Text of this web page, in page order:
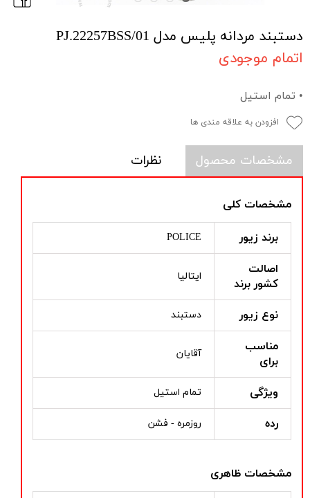
دستبند مردانه پلیس مدل PJ.22257BSS/01
اتمام موجودی
• تمام استیل
افزودن به علاقه مندی ها
مشخصات محصول نظرات
مشخصات کلی
برند زیور POLICE
اصالت
کشور برند
ایتالیا
نوع زیور دستبند
مناسب
برای
آقایان
ویژگی تمام استیل
رده روزمره - فشن
مشخصات ظاهری